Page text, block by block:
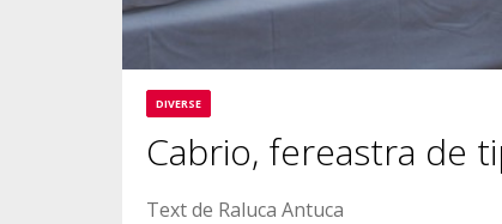
DIVERSE
Cabrio, fereastra de
Text de Raluca Antuca